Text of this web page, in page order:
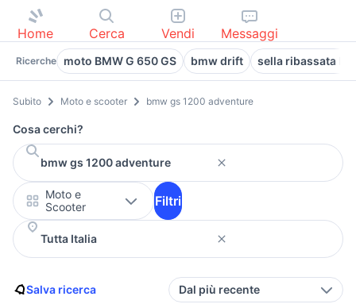
Home Cerca Vendi Messaggi
Ricerche moto BMW G 650 GS bmw drift sella ribassata
Subito Moto e scooter bmw gs 1200 adventure
Cosa cerchi?
Moto e
Scooter
Filtri
Salva ricerca Dal più recente